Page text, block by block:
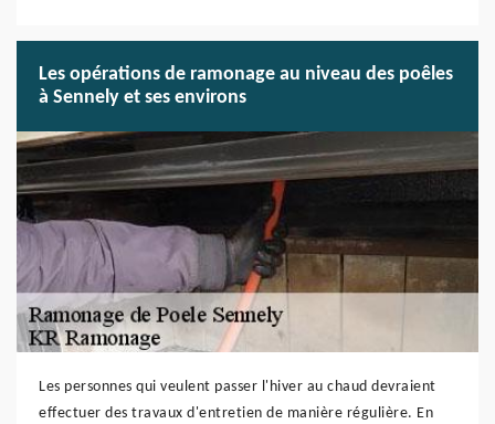
Les opérations de ramonage au niveau des poêles
à Sennely et ses environs
Les personnes qui veulent passer l'hiver au chaud devraient
effectuer des travaux d'entretien de manière régulière. En